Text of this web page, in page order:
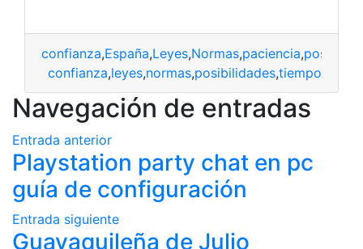
confianza,España,Leyes,Normas,paciencia,
confianza,leyes,normas,posibilidades,tiempo
Navegación de entradas
Entrada anterior
Playstation party chat en pc
guía de configuración
Entrada siguiente
Guayaquileña de Julio